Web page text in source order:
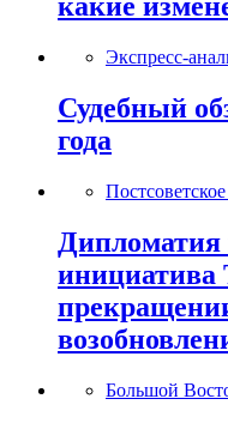
Экспресс-
Судебный
года
инициатива
Большой